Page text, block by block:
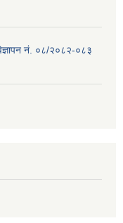
नं. ०८/२०८२-०८३